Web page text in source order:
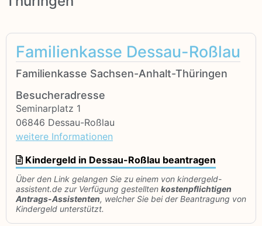
Familienkasse Dessau-Roßlau
Familienkasse Sachsen-Anhalt-Thüringen
Besucheradresse
Seminarplatz 1
06846 Dessau-Roßlau
weitere Informationen
Kindergeld in Dessau-Roßlau beantragen
Über den Link gelangen Sie zu einem von kindergeld-
assistent.de zur Verfügung gestellten kostenpflichtigen
Antrags-Assistenten, welcher Sie bei der Beantragung von
Kindergeld unterstützt.